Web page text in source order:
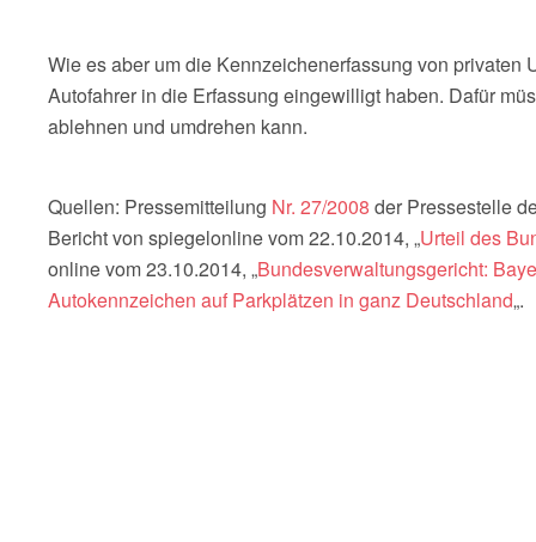
Wie es aber um die Kennzeichenerfassung von
Autofahrer in die Erfassung eingewilligt haben. Dafür
ablehnen und umdrehen kann.
Quellen: Pressemitteilung Nr. 27/2008 der Pressestelle
Bericht von spiegelonline vom 22.10.2014, „Urteil des
online vom 23.10.2014, „Bundesverwaltungsgericht:
Autokennzeichen auf Parkplätzen in ganz Deutschland„.